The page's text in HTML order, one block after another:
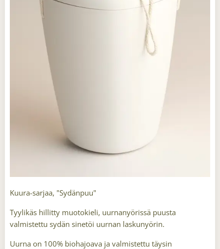
Kuura-sarjaa, "Sydänpuu"
Tyylikäs hillitty muotokieli, uurnanyörissä puusta
valmistettu sydän sinetöi uurnan laskunyörin.
Uurna on 100% biohajoava ja valmistettu täysin